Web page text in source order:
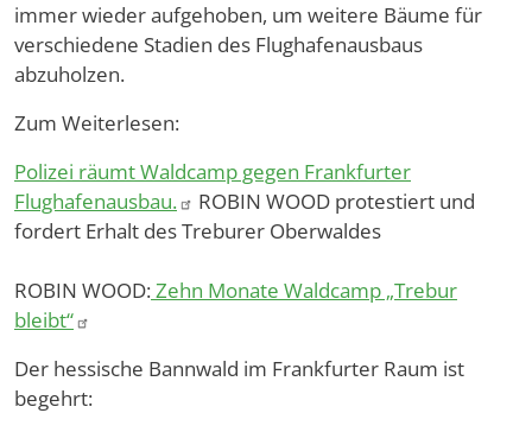
immer wieder aufgehoben, um weitere Bäume für
verschiedene Stadien des Flughafenausbaus
abzuholzen.
Zum Weiterlesen:
Polizei räumt Waldcamp gegen Frankfurter
Flughafenausbau.
ROBIN WOOD protestiert und
fordert Erhalt des Treburer Oberwaldes
ROBIN WOOD:Zehn Monate Waldcamp „Trebur
bleibt“
Der hessische Bannwald im Frankfurter Raum ist
begehrt: